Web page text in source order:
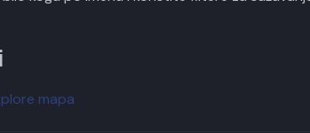
mapa